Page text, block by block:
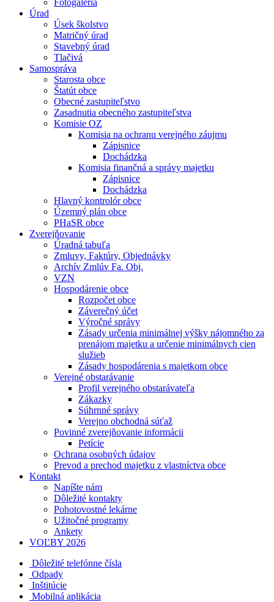
Fotogaléria
Úrad
Úsek školstvo
Matričný úrad
Stavebný úrad
Tlačivá
Samospráva
Starosta obce
Štatút obce
Obecné zastupiteľstvo
Zasadnutia obecného zastupiteľstva
Komisie OZ
Komisia na ochranu verejného záujmu
Zápisnice
Dochádzka
Komisia finančná a správy majetku
Zápisnice
Dochádzka
Hlavný kontrolór obce
Územný plán obce
PHaSR obce
Zverejňovanie
Úradná tabuľa
Zmluvy, Faktúry, Objednávky
Archív Zmlúv Fa. Obj.
VZN
Hospodárenie obce
Rozpočet obce
Záverečný účet
Výročné správy
Zásady určenia minimálnej výšky nájomného za
prenájom majetku a určenie minimálnych cien
služieb
Zásady hospodárenia s majetkom obce
Verejné obstarávanie
Profil verejného obstarávateľa
Zákazky
Súhrnné správy
Verejno obchodná súťaž
Povinné zverejňovanie informácii
Petície
Ochrana osobných údajov
Prevod a prechod majetku z vlastníctva obce
Kontakt
Napíšte nám
Dôležité kontakty
Pohotovostné lekárne
Užitočné programy
Ankety
VOĽBY 2026
Dôležité telefónne čísla
Odpady
Inštitúcie
Mobilná aplikácia